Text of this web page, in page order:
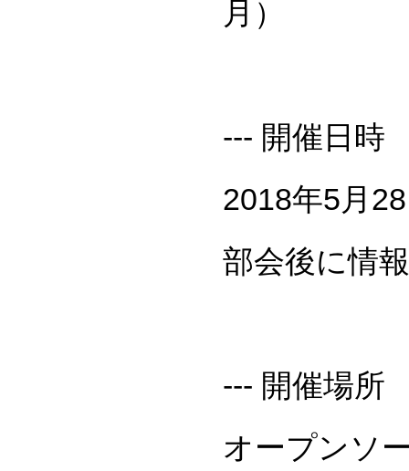
月）
--- 開催日時
2018年5月
部会後に情
--- 開催場所
オープンソ